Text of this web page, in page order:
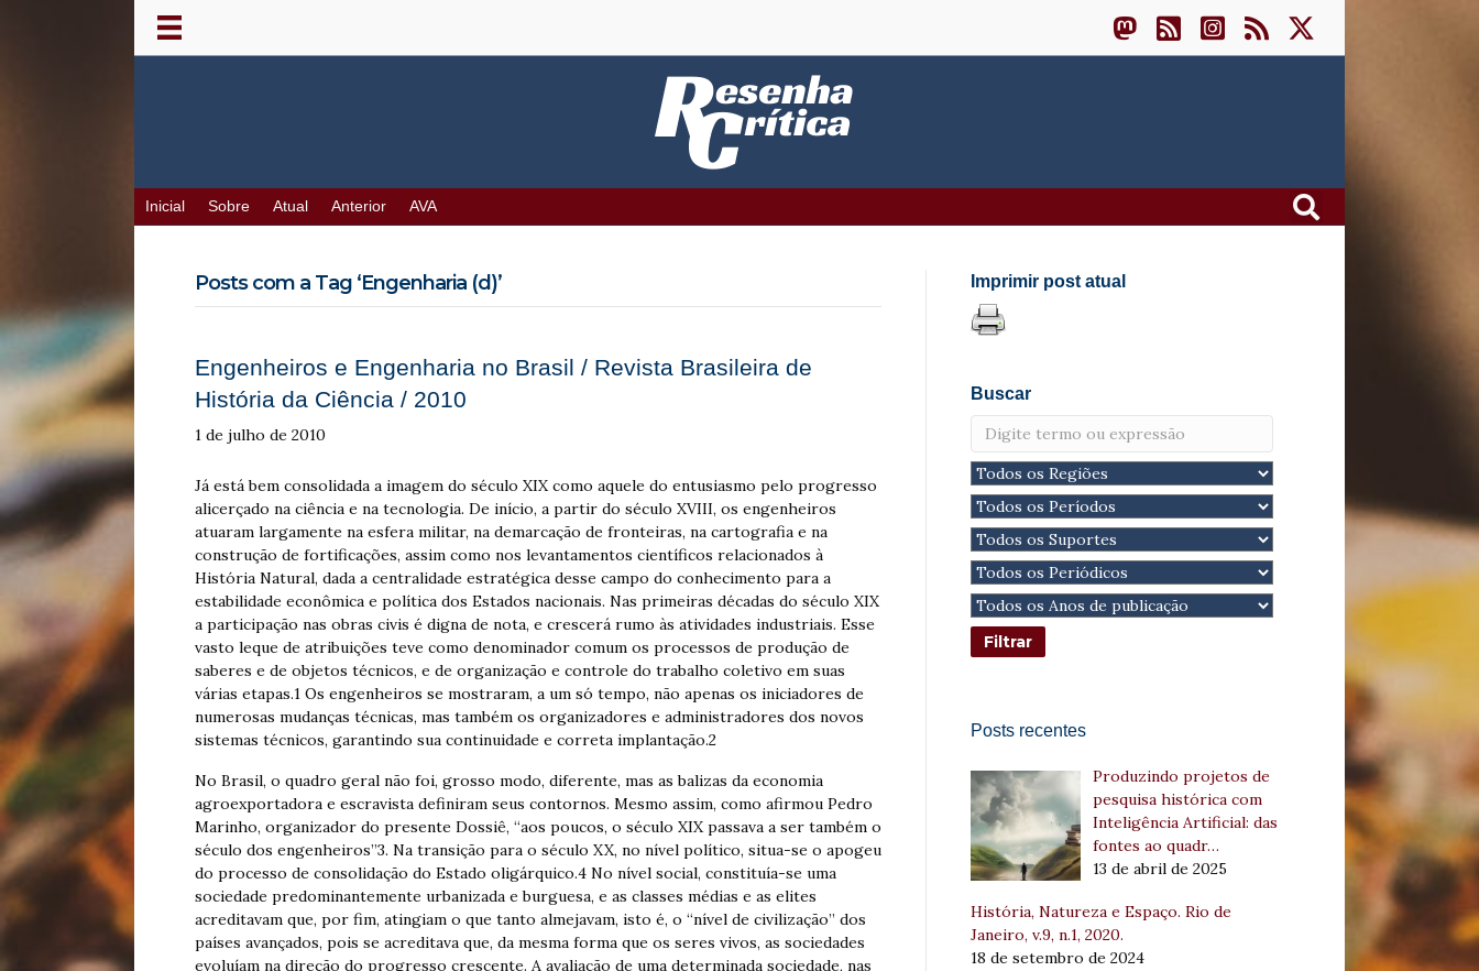
Inicial Sobre Atual Anterior AVA
Posts com a Tag ‘Engenharia (d)’
Engenheiros e Engenharia no Brasil / Revista Brasileira de
História da Ciência / 2010
1 de julho de 2010
Já está bem consolidada a imagem do século XIX como aquele do entusiasmo pelo progresso
alicerçado na ciência e na tecnologia. De início, a partir do século XVIII, os engenheiros
atuaram largamente na esfera militar, na demarcação de fronteiras, na cartografia e na
construção de fortificações, assim como nos levantamentos científicos relacionados à
História Natural, dada a centralidade estratégica desse campo do conhecimento para a
estabilidade econômica e política dos Estados nacionais. Nas primeiras décadas do século XIX
a participação nas obras civis é digna de nota, e crescerá rumo às atividades industriais. Esse
vasto leque de atribuições teve como denominador comum os processos de produção de
saberes e de objetos técnicos, e de organização e controle do trabalho coletivo em suas
várias etapas.1 Os engenheiros se mostraram, a um só tempo, não apenas os iniciadores de
numerosas mudanças técnicas, mas também os organizadores e administradores dos novos
sistemas técnicos, garantindo sua continuidade e correta implantação.2
No Brasil, o quadro geral não foi, grosso modo, diferente, mas as balizas da economia
agroexportadora e escravista definiram seus contornos. Mesmo assim, como afirmou Pedro
Marinho, organizador do presente Dossiê, “aos poucos, o século XIX passava a ser também o
século dos engenheiros”3. Na transição para o século XX, no nível político, situa-se o apogeu
do processo de consolidação do Estado oligárquico.4 No nível social, constituía-se uma
sociedade predominantemente urbanizada e burguesa, e as classes médias e as elites
acreditavam que, por fim, atingiam o que tanto almejavam, isto é, o “nível de civilização” dos
países avançados, pois se acreditava que, da mesma forma que os seres vivos, as sociedades
evoluíam na direção do progresso crescente. A avaliação de uma determinada sociedade, nas
Imprimir post atual
Buscar
Posts recentes
Produzindo projetos de
pesquisa histórica com
Inteligência Artificial: das
fontes ao quadr…
13 de abril de 2025
História, Natureza e Espaço. Rio de
Janeiro, v.9, n.1, 2020.
18 de setembro de 2024